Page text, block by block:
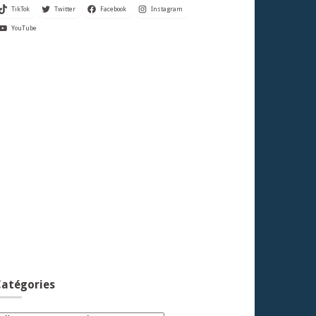
TikTok Twitter Facebook Instagram
YouTube